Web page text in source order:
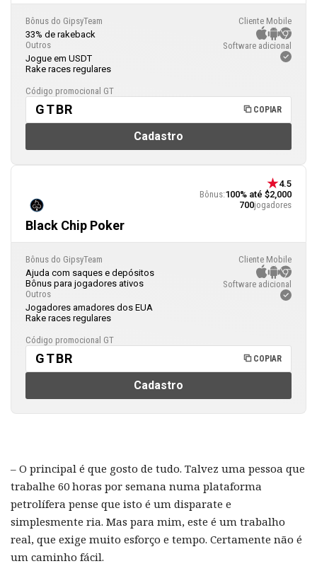
Bônus do GipsyTeam
33% de rakeback
Outros
Jogue em USDT
Rake races regulares
Cliente Mobile
Software adicional
Código promocional GT
GTBR COPIAR
Cadastro
Black Chip Poker
4.5
Bônus:100% até $2,000
700jogadores
Bônus do GipsyTeam
Ajuda com saques e depósitos
Bônus para jogadores ativos
Outros
Jogadores amadores dos EUA
Rake races regulares
Cliente Mobile
Software adicional
Código promocional GT
GTBR COPIAR
Cadastro
– O principal é que gosto de tudo. Talvez uma pessoa que
trabalhe 60 horas por semana numa plataforma
petrolífera pense que isto é um disparate e
simplesmente ria. Mas para mim, este é um trabalho
real, que exige muito esforço e tempo. Certamente não é
um caminho fácil.